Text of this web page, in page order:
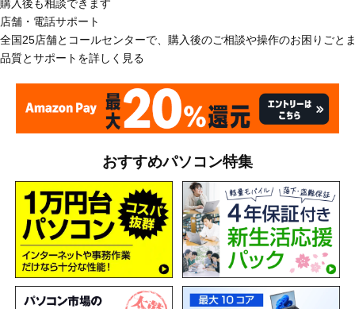
購入後も相談できます
店舗・電話サポート
全国25店舗とコールセンターで、購入後のご相談や操作のお困りごと
品質とサポートを詳しく見る
おすすめパソコン特集